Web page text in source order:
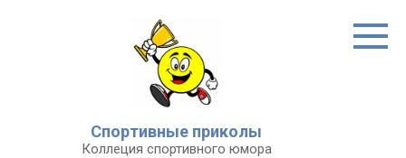
Спортивные приколы
Коллеция спортивного юмора